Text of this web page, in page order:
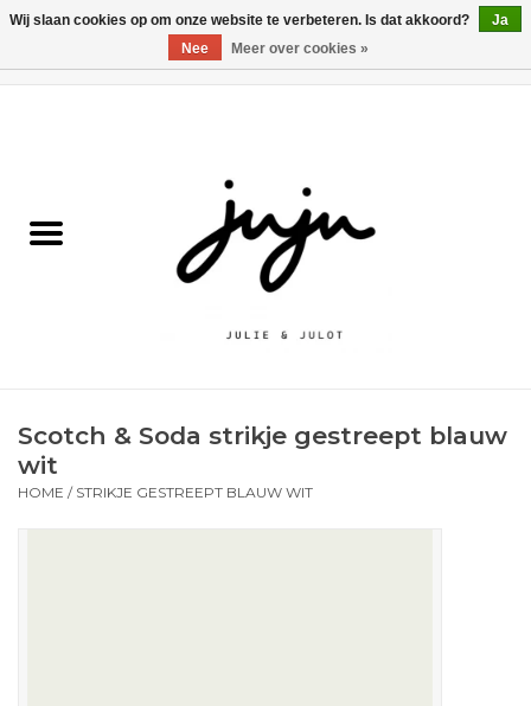
Kledij jongens
Schoenen
Scotch & Soda strikje gestreept blauw
wit
HOME / STRIKJE GESTREEPT BLAUW WIT
Wij slaan cookies op om onze website te verbeteren. Is dat akkoord?
Ja
Nee
Meer over cookies »